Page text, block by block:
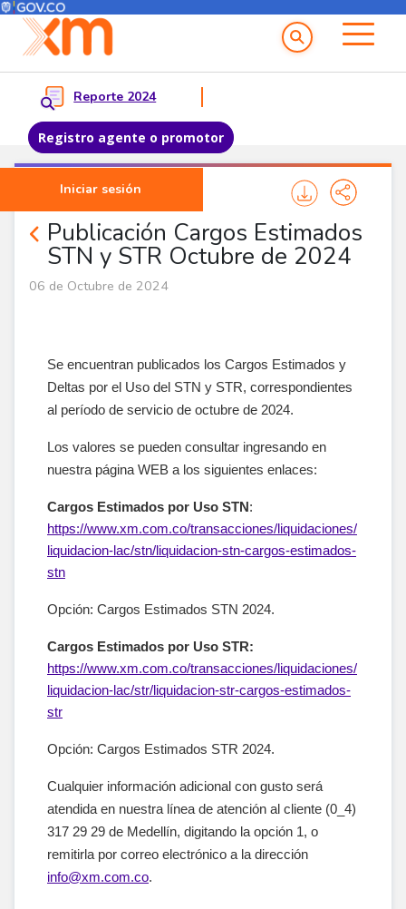
Pasar al contenido principal
Menú del Usuario
Reporte 2024
Registro agente o promotor
Iniciar sesión
Menu principal
Publicación Cargos Estimados
STN y STR Octubre de 2024
Noticias Agentes
06 de Octubre de 2024
Se encuentran publicados los Cargos Estimados y
Deltas por el Uso del STN y STR, correspondientes
al período de servicio de octubre de 2024.
Los valores se pueden consultar ingresando en
nuestra página WEB a los siguientes enlaces:
Cargos Estimados por Uso STN:
https://www.xm.com.co/transacciones/liquidaciones/
liquidacion-lac/stn/liquidacion-stn-cargos-estimados-
stn
Opción: Cargos Estimados STN 2024.
Cargos Estimados por Uso STR:
https://www.xm.com.co/transacciones/liquidaciones/
liquidacion-lac/str/liquidacion-str-cargos-estimados-
str
Opción: Cargos Estimados STR 2024.
Cualquier información adicional con gusto será
atendida en nuestra línea de atención al cliente (0_4)
317 29 29 de Medellín, digitando la opción 1, o
remitirla por correo electrónico a la dirección
info@xm.com.co.